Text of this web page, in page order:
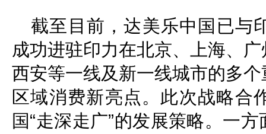
截至目前，达美乐中国已与
成功进驻印力在北京、上海、
西安等一线及新一线城市的多
区域消费新亮点。此次战略合
国“走深走广”的发展策略。一